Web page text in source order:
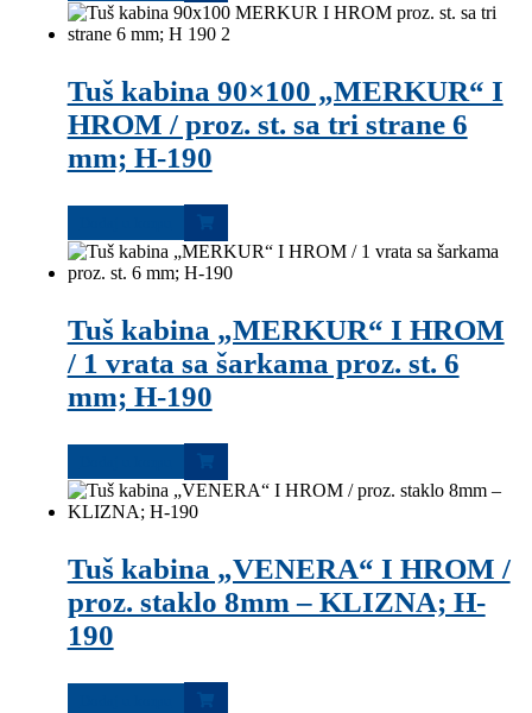
Tuš kabina 90×100 „MERKUR“ I
HROM / proz. st. sa tri strane 6
mm; H-190
Tuš kabina „MERKUR“ I HROM
/ 1 vrata sa šarkama proz. st. 6
mm; H-190
Tuš kabina „VENERA“ I HROM /
proz. staklo 8mm – KLIZNA; H-
190